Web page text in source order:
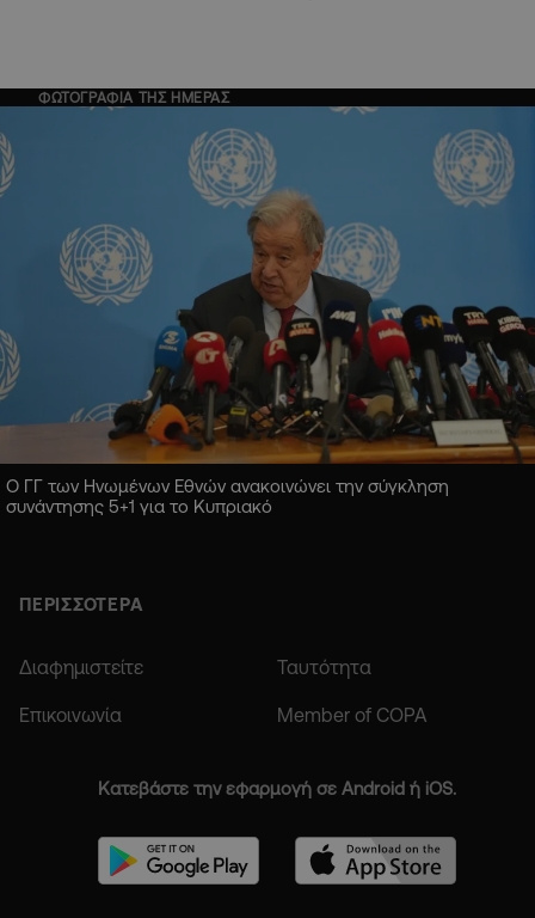
ΦΩΤΟΓΡΑΦΙΑ ΤΗΣ ΗΜΕΡΑΣ
Ο ΓΓ των Ηνωμένων Εθνών ανακοινώνει την σύγκληση
συνάντησης 5+1 για το Κυπριακό
ΠΕΡΙΣΣΟΤΕΡΑ
Διαφημιστείτε Ταυτότητα
Επικοινωνία Member of COPA
Κατεβάστε την εφαρμογή σε Android ή iOS.